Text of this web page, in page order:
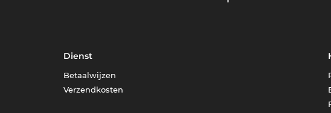
Dienst
Betaalwijzen
Verzendkosten